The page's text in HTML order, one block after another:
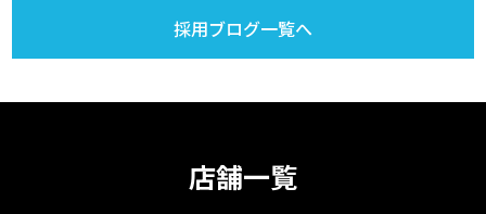
採用ブログ一覧へ
店舗一覧